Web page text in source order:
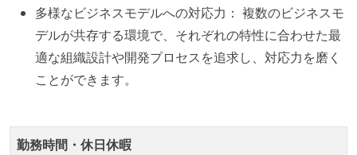
多様なビジネスモデルへの対応力： 複数のビジネスモ
デルが共存する環境で、それぞれの特性に合わせた最
適な組織設計や開発プロセスを追求し、対応力を磨く
ことができます。
勤務時間・休日休暇